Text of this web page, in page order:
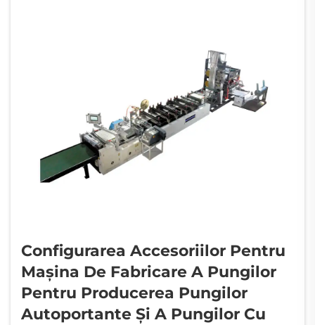
Configurarea Accesoriilor Pentru
Mașina De Fabricare A Pungilor
Pentru Producerea Pungilor
Autoportante Și A Pungilor Cu